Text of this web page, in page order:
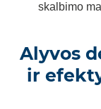
skalbimo
Alyvos
ir